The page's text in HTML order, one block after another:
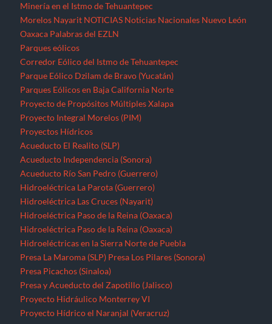
Minería en el Istmo de Tehuantepec
Morelos Nayarit NOTICIAS Noticias Nacionales Nuevo León
Oaxaca Palabras del EZLN
Parques eólicos
Corredor Eólico del Istmo de Tehuantepec
Parque Eólico Dzilam de Bravo (Yucatán)
Parques Eólicos en Baja California Norte
Proyecto de Propósitos Múltiples Xalapa
Proyecto Integral Morelos (PIM)
Proyectos Hídricos
Acueducto El Realito (SLP)
Acueducto Independencia (Sonora)
Acueducto Río San Pedro (Guerrero)
Hidroeléctrica La Parota (Guerrero)
Hidroeléctrica Las Cruces (Nayarit)
Hidroeléctrica Paso de la Reina (Oaxaca)
Hidroeléctrica Paso de la Reina (Oaxaca)
Hidroeléctricas en la Sierra Norte de Puebla
Presa La Maroma (SLP) Presa Los Pilares (Sonora)
Presa Picachos (Sinaloa)
Presa y Acueducto del Zapotillo (Jalisco)
Proyecto Hidráulico Monterrey VI
Proyecto Hídrico el Naranjal (Veracruz)